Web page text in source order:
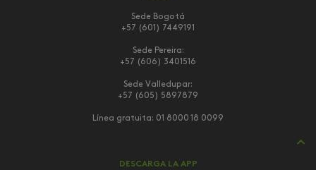
Sede Bogotá
+57 (601) 7449191
Sede Pereira:
+57 (606) 3401516
Sede Valledupar:
+57 (605) 5897879
Línea gratuita: 01 8000 18 0099
DESCARGA LA APP